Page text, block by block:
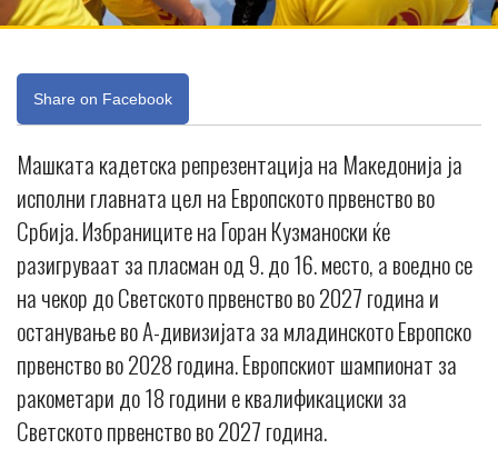
Share on Facebook
Машката кадетска репрезентација на Македонија ја
исполни главната цел на Европското првенство во
Србија. Избраниците на Горан Кузманоски ќе
разигруваат за пласман од 9. до 16. место, а воедно се
на чекор до Светското првенство во 2027 година и
останување во А-дивизијата за младинското Европско
првенство во 2028 година. Европскиот шампионат за
ракометари до 18 години е квалификациски за
Светското првенство во 2027 година.